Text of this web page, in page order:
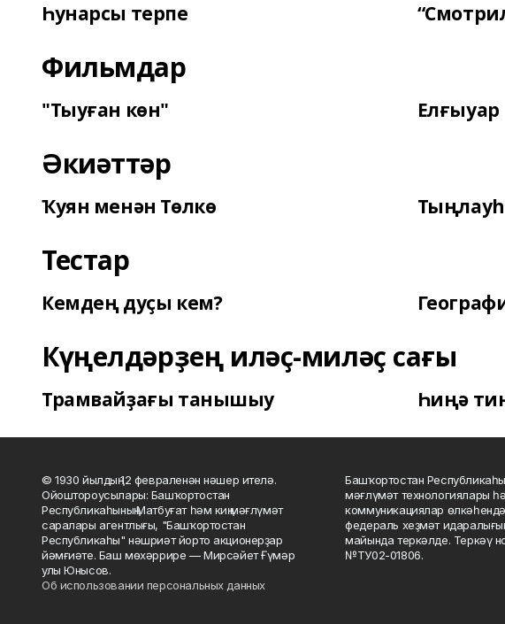
Һунарсы терпе
Фильмдар
"Тыуған көн" Елғыуар
Әкиәттәр
Ҡуян менән Төлкө
Тестар
Кемдең дуҫы кем?
Күңелдәрҙең иләҫ-миләҫ сағы
Трамвайҙағы танышыу Һиңә
© 1930 йылдың 12 февраленән нәшер ителә.
Ойоштороусылары: Башҡортостан
Республикаһының Матбуғат һәм киң мәғлүмәт
саралары агентлығы, "Башҡортостан
Республикаһы" нәшриәт йорто акционерҙар
йәмғиәте. Баш мөхәррире — Мирсәйет Ғүмәр
улы Юнысов.
Об использовании персональных данных
Башҡортостан
мәғлүмәт технологиялары
коммуникациялар
федераль хеҙмәт
майында теркәлде. Теркәү
№ТУ02-01806.